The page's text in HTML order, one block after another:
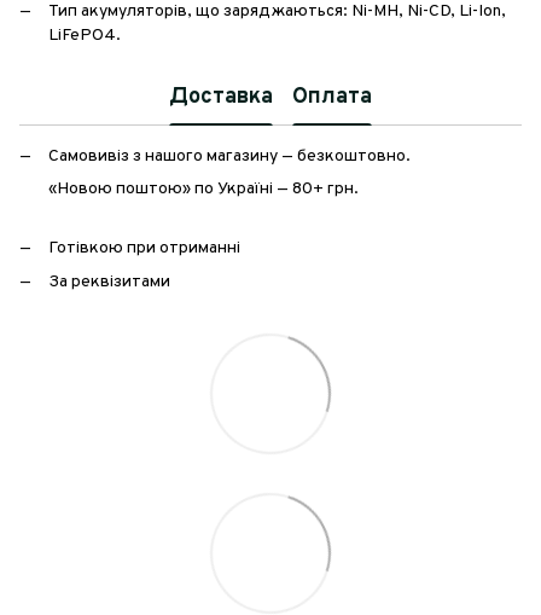
Тип акумуляторів, що заряджаються: Ni-MH, Ni-CD, Li-Ion,
LiFePO4.
Доставка Оплата
Самовивіз з нашого магазину — безкоштовно.
«Новою поштою» по Україні — 80+ грн.
Готівкою при отриманні
За реквізитами